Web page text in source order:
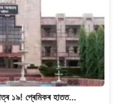
১৯! প্ৰেমিকৰ হাতত…